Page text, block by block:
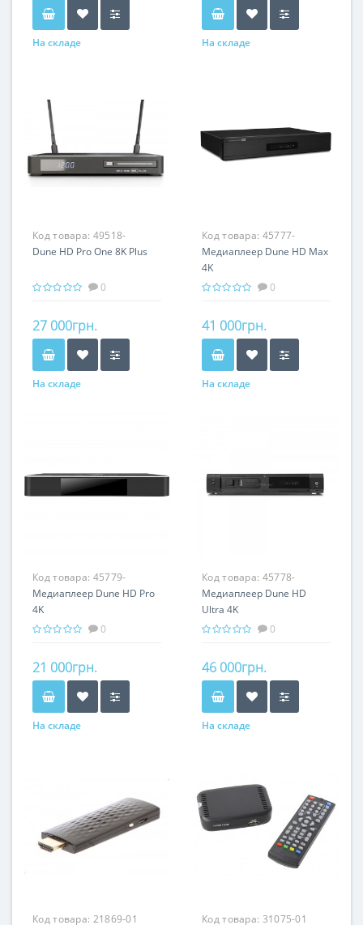
На складе На складе
Код товара: 49518-
Dune HD Pro One 8K Plus
0
27 000грн.
На складе
Код товара: 45777-
Медиаплеер Dune HD Max
4K
0
41 000грн.
На складе
Код товара: 45779-
Медиаплеер Dune HD Pro
4K
0
21 000грн.
На складе
Код товара: 45778-
Медиаплеер Dune HD
Ultra 4K
0
46 000грн.
На складе
Код товара: 21869-01 Код товара: 31075-01